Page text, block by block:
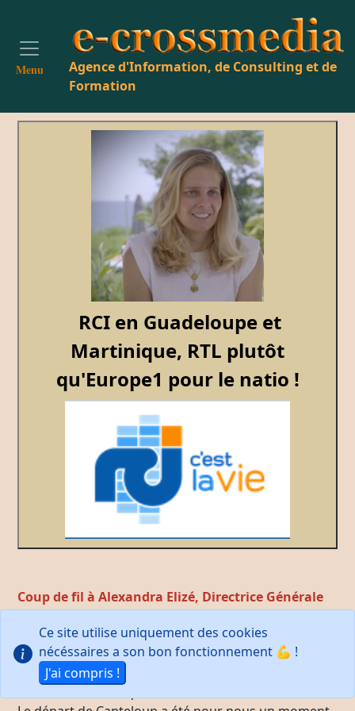
Menu
Agence d'Information, de Consulting et de
Formation
RCI en Guadeloupe et
Martinique, RTL plutôt
qu'Europe1 pour le natio !
Coup de fil à Alexandra Elizé, Directrice Générale
RCI Group-Antilles.
Cela faisait 2 années que le partenariat que nous
avions avec Europe 1 correspondait un peu moins à
Ce site utilise uniquement des cookies
nécéssaires a son bon fonctionnement 💪 !
J'ai compris !